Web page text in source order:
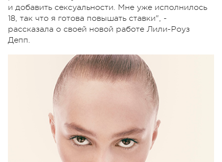
и добавить сексуальности. Мне уже исполнилось
18, так что я готова повышать ставки", -
рассказала о своей новой работе Лили-Роуз
Депп.